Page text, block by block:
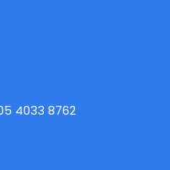
4033 8762